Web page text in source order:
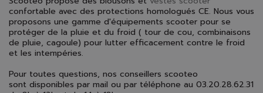
confortable avec des protections homologués CE. Nous vous
proposons une gamme d'équipements scooter pour se
protéger de la pluie et du froid ( tour de cou, combinaisons
de pluie, cagoule) pour lutter efficacement contre le froid
et les intempéries.
Pour toutes questions, nos conseillers scooteo
sont disponibles par mail ou par téléphone au 03.20.28.62.31